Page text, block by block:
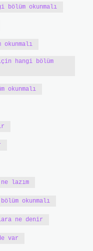
okunmalı
hangi bölüm
okunmalı
lazım
okunmalı
ne denir
var